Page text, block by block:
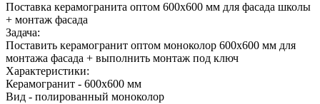
Поставка керамогранита оптом 600х600 мм для фасада школы
+ монтаж фасада
Задача:
Поставить керамогранит оптом моноколор 600х600 мм для
монтажа фасада + выполнить монтаж под ключ
Характеристики:
Керамогранит - 600х600 мм
Вид - полированный моноколор